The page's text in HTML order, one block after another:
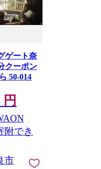
ゲート奈
クーポン
50-014
円
附でき
市